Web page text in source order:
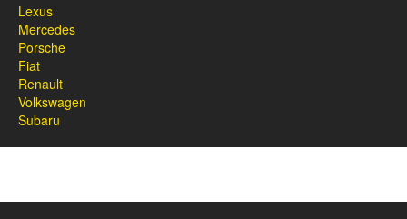
Lexus
Mercedes
Porsche
Fiat
Renault
Volkswagen
Subaru